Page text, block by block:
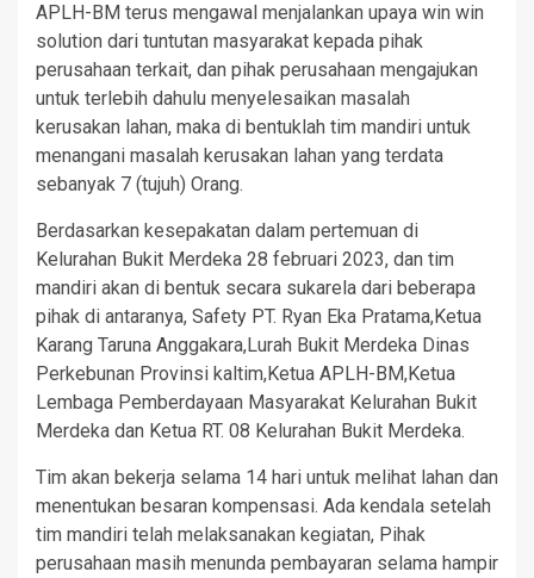
APLH-BM terus mengawal menjalankan upaya win win
solution dari tuntutan masyarakat kepada pihak
perusahaan terkait, dan pihak perusahaan mengajukan
untuk terlebih dahulu menyelesaikan masalah
kerusakan lahan, maka di bentuklah tim mandiri untuk
menangani masalah kerusakan lahan yang terdata
sebanyak 7 (tujuh) Orang.
Berdasarkan kesepakatan dalam pertemuan di
Kelurahan Bukit Merdeka 28 februari 2023, dan tim
mandiri akan di bentuk secara sukarela dari beberapa
pihak di antaranya, Safety PT. Ryan Eka Pratama,Ketua
Karang Taruna Anggakara,Lurah Bukit Merdeka Dinas
Perkebunan Provinsi kaltim,Ketua APLH-BM,Ketua
Lembaga Pemberdayaan Masyarakat Kelurahan Bukit
Merdeka dan Ketua RT. 08 Kelurahan Bukit Merdeka.
Tim akan bekerja selama 14 hari untuk melihat lahan dan
menentukan besaran kompensasi. Ada kendala setelah
tim mandiri telah melaksanakan kegiatan, Pihak
perusahaan masih menunda pembayaran selama hampir